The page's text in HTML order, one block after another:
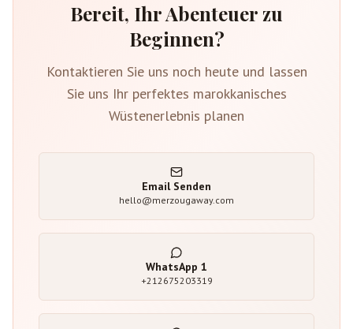
Bereit, Ihr Abenteuer zu
Beginnen?
Kontaktieren Sie uns noch heute und lassen
Sie uns Ihr perfektes marokkanisches
Wüstenerlebnis planen
Email Senden
hello@merzougaway.com
WhatsApp 1
+212675203319